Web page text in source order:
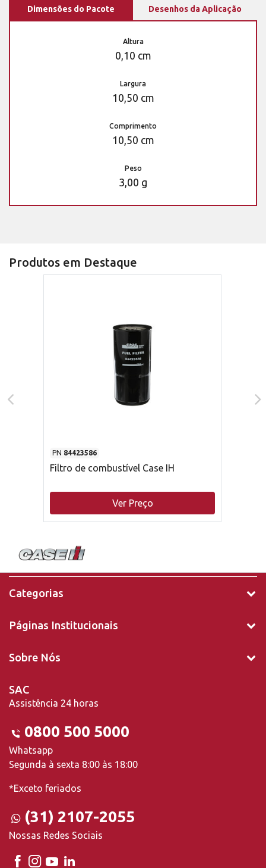
Dimensões do Pacote Desenhos da Aplicação
Altura
0,10 cm
Largura
10,50 cm
Comprimento
10,50 cm
Peso
3,00 g
Produtos em Destaque
PN 84423586
Filtro de combustível Case IH
Ver Preço
Categorias
Páginas Institucionais
Sobre Nós
SAC
Assistência 24 horas
0800 500 5000
Whatsapp
Segunda à sexta 8:00 às 18:00
*Exceto feriados
(31) 2107-2055
Nossas Redes Sociais